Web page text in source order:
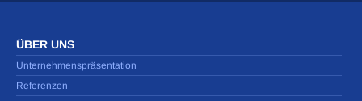
ÜBER UNS
Unternehmenspräsentation
Referenzen